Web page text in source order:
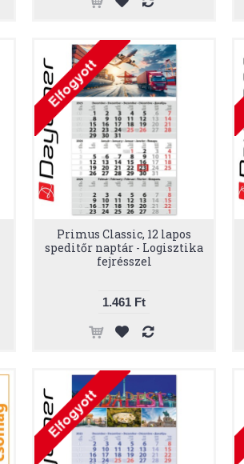
Primus Classic, 12 lapos
speditőr naptár - Logisztika
fejrésszel
1.461 Ft